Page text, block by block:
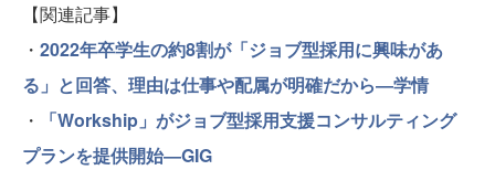
【関連記事】
・ 2022年卒学生の約8割が「ジョブ型採用に興味があ
る」と回答、理由は仕事や配属が明確だから―学情
・
「Workship」がジョブ型採用支援コンサルティング
プランを提供開始―GIG